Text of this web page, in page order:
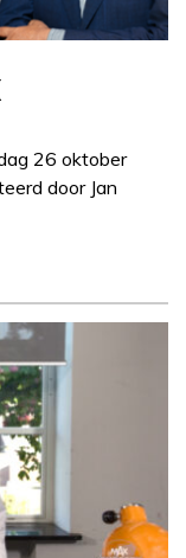
26 oktober
door Jan